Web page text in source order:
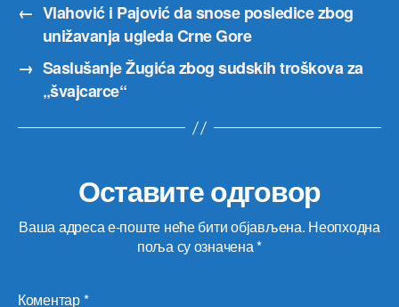
← Vlahović i Pajović da snose posledice zbog
unižavanja ugleda Crne Gore
→ Saslušanje Žugića zbog sudskih troškova za
„švajcarce“
Оставите одговор
Ваша адреса е-поште неће бити објављена. Неопходна
поља су означена*
Коментар*